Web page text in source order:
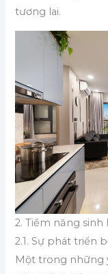
tương lai.
2. Tiềm năng sinh
2.1. Sự phát triển
Một trong những